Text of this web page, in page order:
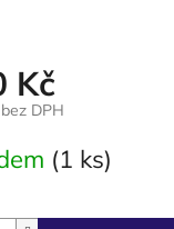
Kč
DPH
(1 ks)